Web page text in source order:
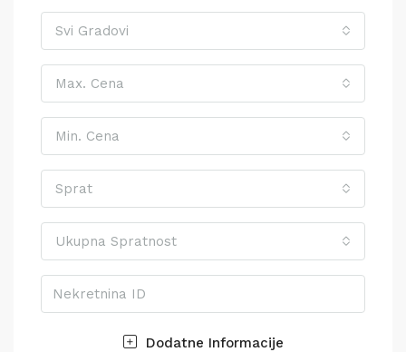
Svi Gradovi
Max. Cena
Min. Cena
Sprat
Ukupna Spratnost
Dodatne Informacije